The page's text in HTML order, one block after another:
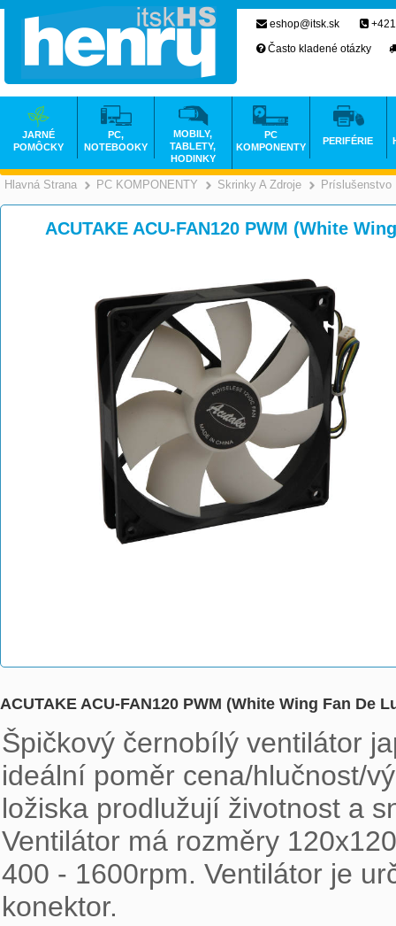
Hlavná Strana >
PC KOMPONENTY >
Skrinky A Zdroje Príslušenstvo
ACUTAKE ACU-FAN120 PWM (White
ACUTAKE ACU-FAN120 PWM (White Wing Fan De
Špičkový černobílý ventilátor
ideální poměr cena/hlučnost/
ložiska prodlužují životnost a
Ventilátor má rozměry
400 - 1600rpm. Ventilátor je
konektor.
eshop@itsk.sk
Často kladené otázky
JARNÉ
POMÔCKY
PC,
NOTEBOOKY
MOBILY,
TABLETY,
HODINKY
PC
KOMPONENTY
PERIFÉRIE